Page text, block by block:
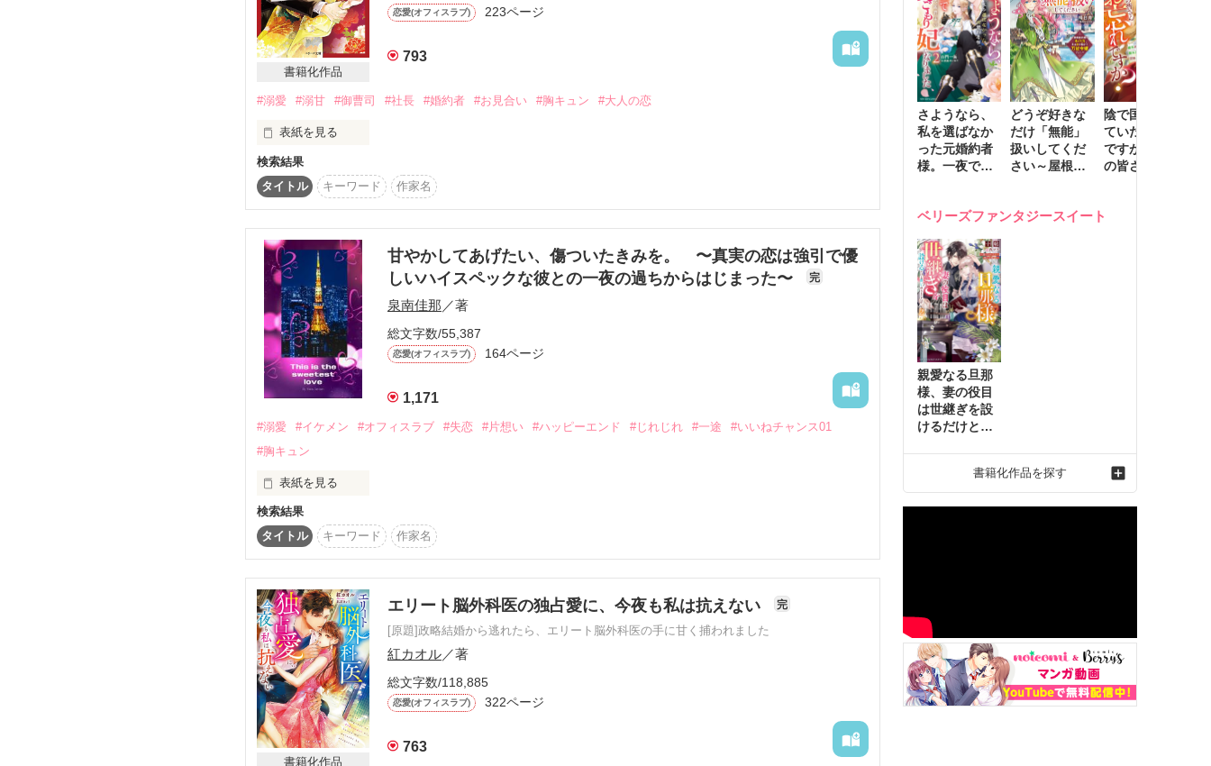
※コメディちっくなタイトルですが、シリアスより。
『母と娘』が裏テーマです。
作品を読む
書籍化作品
恋愛(オフィスラブ) 223ページ
793
#溺愛 #溺甘 #御曹司 #社長 #婚約者 #お見合い #胸キュン #大人の恋
表紙を見る
一晩だけ、と……甘い夢を見たつもりだった。
「あなたはどうやら、私の運命の人だ」
これは、私の身に起こっていることですか？
2019.9.9　完結公開
レビューありがとうございます(*^^*)
后令寺翔妃様
ukoco様
作品を読む
検索結果
タイトル
キーワード 作家名
甘やかしてあげたい、傷ついたきみを。 〜真実の恋は強引で優
しいハイスペックな彼との一夜の過ちからはじまった〜
完
泉南佳那 ／著
総文字数/55,387
恋愛(オフィスラブ) 164ページ
1,171
#溺愛 #イケメン #オフィスラブ #失恋 #片想い #ハッピーエンド #じれじれ #一途
#いいねチャンス01
#胸キュン
表紙を見る
植田奈月27歳　総務部のマドンナ
島内亮介28歳　営業部のエース
＊＊＊＊＊＊＊＊＊
繊維メーカーに勤める奈月は、7年間付き合った彼氏に振られたばかり。
亮介は元プロサッカー選手で会社でNo.1のイケメン。
会社の帰り道、自転車にぶつかりそうになり転んでしまった奈月を助けたのは亮介。
検索結果
タイトル
キーワード 作家名
書籍化作品
エリート脳外科医の独占愛に、今夜も私は抗えない 完
[原題]政略結婚から逃れたら、エリート脳外科医の手に甘く捕われました
紅カオル／著
総文字数/118,885
恋愛(オフィスラブ) 322ページ
763
さようなら、
私を選ばなか
った元婚約者
様。一夜で大
ました２
どうぞ好きな
だけ「無能」
扱いしてくだ
さい～屋根裏
動かす万能令
陰で国を支え
ていたのは私
ですが、王家
の皆さんお忘
れ才女の辺境
ベリーズファンタジースイート
親愛なる旦那
様、妻の役目
は世継ぎを設
けるだけと聞
れ才女の幸せ
な結婚～2
書籍化作品を探す